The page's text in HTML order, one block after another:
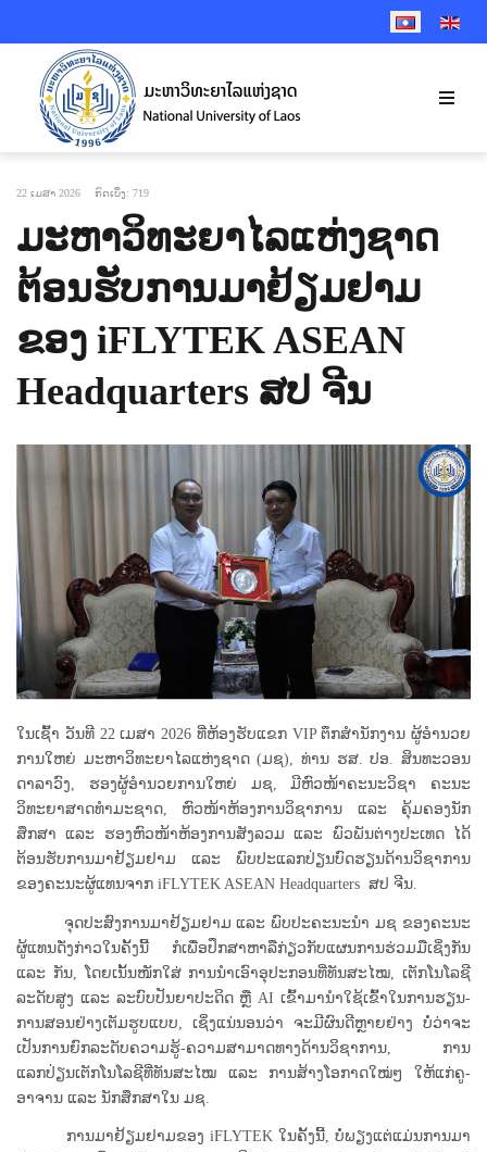
SELECT YOUR
22 ເມສາ 2026 ກົດເບິ່ງ: 719
ມະຫາວິທະຍາໄລແຫ່ງຊາດ
ຕ້ອນຮັບການມາຢ້ຽມຢາມ
ຂອງ iFLYTEK ASEAN
Headquarters ສປ ຈີນ
ໃນເຊົ້າ ວັນທີ 22 ເມສາ 2026 ທີ່ຫ້ອງຮັບແຂກ VIP ຕຶກສຳນັກງານ ຜູ້ອໍານວຍ
ການໃຫຍ່ ມະຫາວິທະຍາໄລແຫ່ງຊາດ (ມຊ), ທ່ານ ຮສ. ປອ. ສິນທະວອນ
ດາລາວົງ, ຮອງຜູ້ອຳນວຍການໃຫຍ່ ມຊ, ມີຫົວໜ້າຄະນະວິຊາ ຄະນະ
ວິທະຍາສາດທຳມະຊາດ, ຫົວໜ້າຫ້ອງການວິຊາການ ແລະ ຄຸ້ມຄອງນັກ
ສຶກສາ ແລະ ຮອງຫົວໜ້າຫ້ອງການສັງລວມ ແລະ ພົວພັນຕ່າງປະເທດ ໄດ້
ຕ້ອນຮັບການມາຢ້ຽມຢາມ ແລະ ພົບປະແລກປ່ຽນບົດຮຽນດ້ານວິຊາການ
ຂອງຄະນະຜູ້ແທນຈາກ iFLYTEK ASEAN Headquarters ສປ ຈີນ.
ຈຸດປະສົງການມາຢ້ຽມຢາມ ແລະ ພົບປະຄະນະນໍາ ມຊ ຂອງຄະນະ
ຜູ້ແທນດັ່ງກ່າວໃນຄັ້ງນີ້ ກໍເພື່ອປຶກສາຫາລືກ່ຽວກັບແຜນການຮ່ວມມືເຊິ່ງກັນ
ແລະ ກັນ, ໂດຍເນັ້ນໜັກໃສ່ ການນຳເອົາອຸປະກອນທີ່ທັນສະໄໝ, ເຕັກໂນໂລຊີ
ລະດັບສູງ ແລະ ລະບົບປັນຍາປະດິດ ຫຼື AI ເຂົ້າມານຳໃຊ້ເຂົ້າໃນການຮຽນ-
ການສອນຢ່າງເຕັມຮູບແບບ, ເຊິ່ງແນ່ນອນວ່າ ຈະມີຜົນດີຫຼາຍຢ່າງ ບໍ່ວ່າຈະ
ເປັນການຍົກລະດັບຄວາມຮູ້-ຄວາມສາມາດທາງດ້ານວິຊາການ, ການ
ແລກປ່ຽນເຕັກໂນໂລຊີທີ່ທັນສະໄໝ ແລະ ການສ້າງໂອກາດໃໝ່ໆ ໃຫ້ແກ່ຄູ-
ອາຈານ ແລະ ນັກສຶກສາໃນ ມຊ.
ການມາຢ້ຽມຢາມຂອງ iFLYTEK ໃນຄັ້ງນີ້, ບໍ່ພຽງແຕ່ແມ່ນການມາ